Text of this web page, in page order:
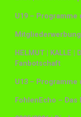
U19 – Programme
Mitgliederwerbung
HELMUT | KALLE
Fanbotschaft
U13 – Programme
FohlenEcho – Das